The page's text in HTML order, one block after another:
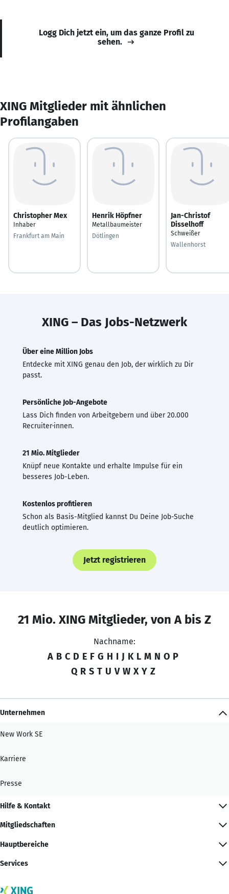
Logg Dich jetzt ein, um das ganze Profil zu
sehen.
XING Mitglieder mit ähnlichen
Profilangaben
Christopher Mex
Inhaber
Frankfurt am Main
Henrik Höpfner
Metallbaumeister
Dötlingen
Jan-Christof
Disselhoff
Schweißer
Wallenhorst
XING – Das Jobs-Netzwerk
Über eine Million Jobs
Entdecke mit XING genau den Job, der wirklich zu Dir
passt.
Persönliche Job-Angebote
Lass Dich finden von Arbeitgebern und über 20.000
Recruiter·innen.
21 Mio. Mitglieder
Knüpf neue Kontakte und erhalte Impulse für ein
besseres Job-Leben.
Kostenlos profitieren
Schon als Basis-Mitglied kannst Du Deine Job-Suche
deutlich optimieren.
Jetzt registrieren
21 Mio. XING Mitglieder, von A bis Z
Nachname:
A B C D E F G H I J K L M N O P
Q R S T U V W X Y Z
Unternehmen
New Work SE
Karriere
Presse
Hilfe & Kontakt
Mitgliedschaften
Hauptbereiche
Services